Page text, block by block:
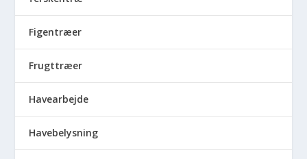
Figentræer
Frugttræer
Havearbejde
Havebelysning